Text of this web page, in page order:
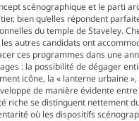
scénographique et le parti
bien qu’elles répondent
du temple de Staveley.
autres candidats ont
ces programmes dans une
: la possibilité de dégager
icône, la « lanterne urbaine
de manière évidente
riche se distinguent nettement
où les dispositifs